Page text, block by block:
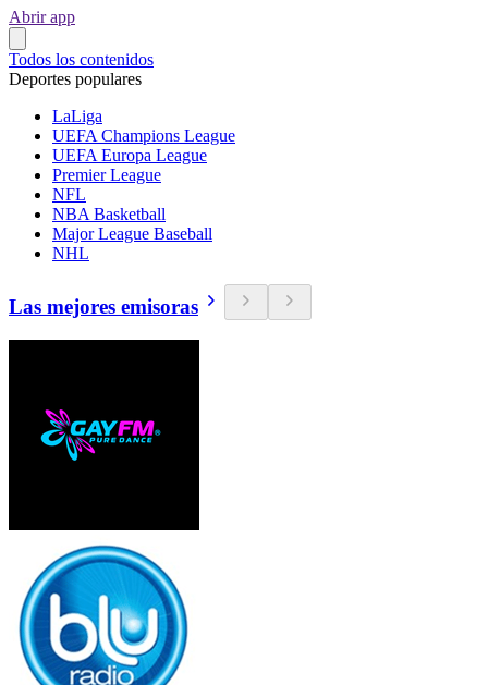
Abrir app
Todos los contenidos
Deportes populares
LaLiga
UEFA Champions League
UEFA Europa League
Premier League
NFL
NBA Basketball
Major League Baseball
NHL
Las mejores emisoras